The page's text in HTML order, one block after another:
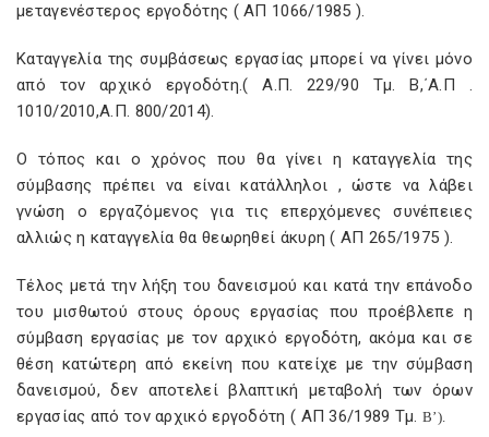
μεταγενέστερος εργοδότης ( ΑΠ 1066/1985 ).
Καταγγελία της συμβάσεως εργασίας μπορεί να γίνει μόνο
από τον αρχικό εργοδότη.( Α.Π. 229/90 Τμ. Β,΄Α.Π .
1010/2010,Α.Π. 800/2014).
Ο τόπος και ο χρόνος που θα γίνει η καταγγελία της
σύμβασης πρέπει να είναι κατάλληλοι , ώστε να λάβει
γνώση ο εργαζόμενος για τις επερχόμενες συνέπειες
αλλιώς η καταγγελία θα θεωρηθεί άκυρη ( ΑΠ 265/1975 ).
Τέλος μετά την λήξη του δανεισμού και κατά την επάνοδο
του μισθωτού στους όρους εργασίας που προέβλεπε η
σύμβαση εργασίας με τον αρχικό εργοδότη, ακόμα και σε
θέση κατώτερη από εκείνη που κατείχε με την σύμβαση
δανεισμού, δεν αποτελεί βλαπτική μεταβολή των όρων
εργασίας από τον αρχικό εργοδότη ( ΑΠ 36/1989 Τμ.Β’).